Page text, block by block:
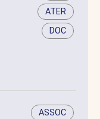
ATER
DOC
ASSOC